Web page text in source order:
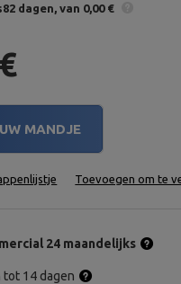
dagen van 0,00 €
MANDJE
Toevoegen om te
24 maandelijks
14 dagen